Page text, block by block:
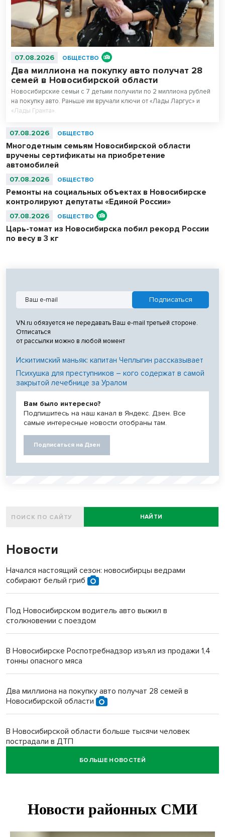
07.08.2026 ОБЩЕСТВО
Два миллиона на покупку авто получат 28
семей в Новосибирской области
Новосибирские семьи с 7 детьми получили по 2 миллиона рублей
на покупку авто. Раньше им вручали ключи от «Лады Ларгус» и
«Лады Гранта».
07.08.2026 ОБЩЕСТВО
Многодетным семьям Новосибирской области
вручены сертификаты на приобретение
автомобилей
07.08.2026 ОБЩЕСТВО
Ремонты на социальных объектах в Новосибирске
контролируют депутаты «Единой России»
07.08.2026 ОБЩЕСТВО
Царь-томат из Новосибирска побил рекорд России
по весу в 3 кг
VN.ru обязуется не передавать Ваш e-mail третьей стороне.
Отписаться
от рассылки можно в любой момент
Искитимский маньяк: капитан Чеплыгин рассказывает
Психушка для преступников – кого содержат в самой
закрытой лечебнице за Уралом
Вам было интересно?
Подпишитесь на наш канал в Яндекс. Дзен. Все
самые интересные новости отобраны там.
Подписаться на Дзен
НАЙТИ
Новости
Начался настоящий сезон: новосибирцы ведрами
собирают белый гриб
Под Новосибирском водитель авто выжил в
столкновении с поездом
В Новосибирске Роспотребнадзор изъял из продажи 1,4
тонны опасного мяса
Два миллиона на покупку авто получат 28 семей в
Новосибирской области
В Новосибирской области больше тысячи человек
пострадали в ДТП
Ячейку международной группировки телефонных
«Мамкиных грабителей» задержали за кражу с
БОЛЬШЕ НОВОСТЕЙ